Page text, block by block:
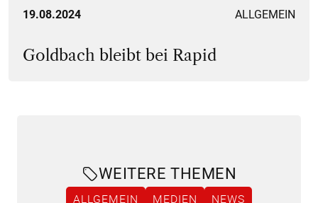
19.08.2024 ALLGEMEIN
Goldbach bleibt bei Rapid
WEITERE THEMEN
ALLGEMEIN MEDIEN
NEWS